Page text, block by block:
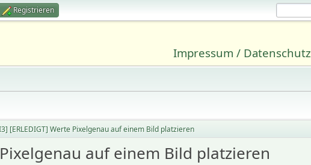
Registrieren
Impressum / Datenschutz
[ERLEDIGT] Werte Pixelgenau auf einem Bild platzieren
auf einem Bild platzieren